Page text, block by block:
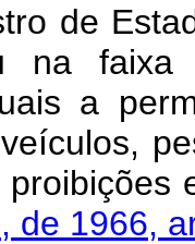
de
na faixa
a
de 1966,